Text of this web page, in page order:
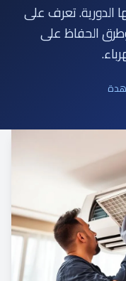
الدورية. تعرف على
الحفاظ على